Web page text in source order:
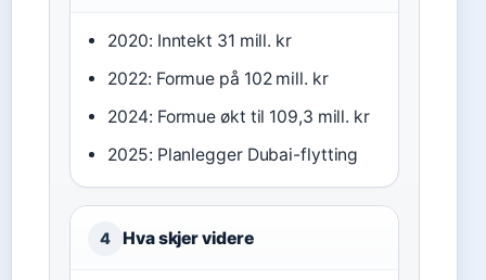
2020: Inntekt 31 mill. kr
2022: Formue på 102 mill. kr
2024: Formue økt til 109,3 mill. kr
2025: Planlegger Dubai-flytting
4 Hva skjer videre